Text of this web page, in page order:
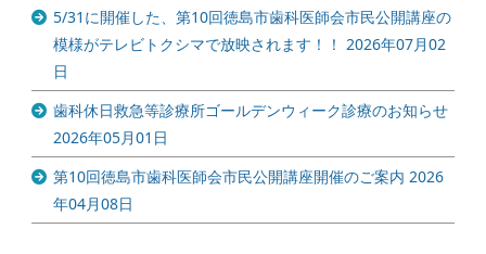
5/31に開催した、第10回徳島市歯科医師会市民公開講座の
模様がテレビトクシマで放映されます！！ 2026年07月02
日
歯科休日救急等診療所ゴールデンウィーク診療のお知らせ
2026年05月01日
第10回徳島市歯科医師会市民公開講座開催のご案内 2026
年04月08日